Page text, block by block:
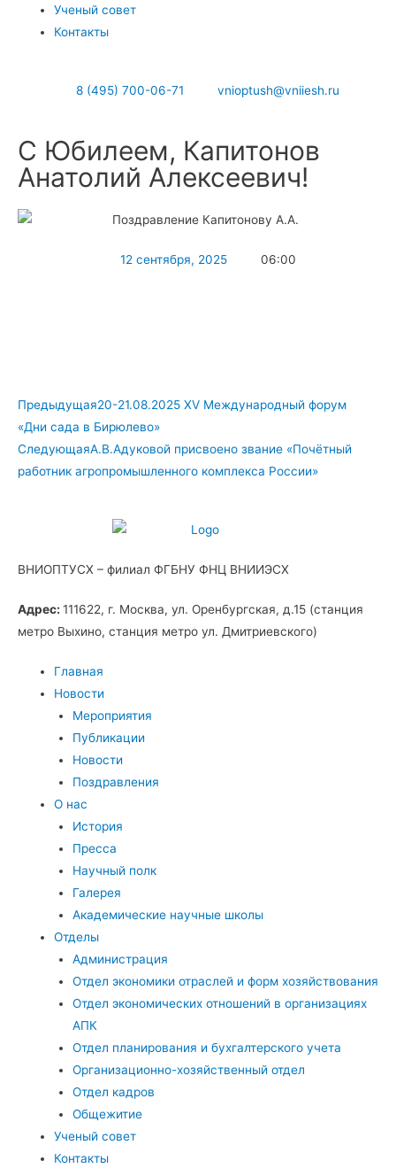
Ученый совет
Контакты
8 (495) 700-06-71 vnioptush@vniiesh.ru
С Юбилеем, Капитонов
Анатолий Алексеевич!
12 сентября, 2025 06:00
Предыдущая20-21.08.2025 XV Международный форум
«Дни сада в Бирюлево»
СледующаяА.В.Адуковой присвоено звание «Почётный
работник агропромышленного комплекса России»
ВНИОПТУСХ – филиал ФГБНУ ФНЦ ВНИИЭСХ
Адрес: 111622, г. Москва, ул. Оренбургская, д.15 (станция
метро Выхино, станция метро ул. Дмитриевского)
Главная
Новости
Мероприятия
Публикации
Новости
Поздравления
О нас
История
Пресса
Научный полк
Галерея
Академические научные школы
Отделы
Администрация
Отдел экономики отраслей и форм хозяйствования
Отдел экономических отношений в организациях
АПК
Отдел планирования и бухгалтерского учета
Организационно-хозяйственный отдел
Отдел кадров
Общежитие
Ученый совет
Контакты